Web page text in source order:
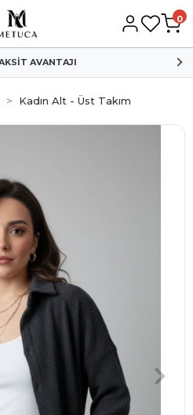
0
HIZLI KARGO
Kadın Alt - Üst Takım